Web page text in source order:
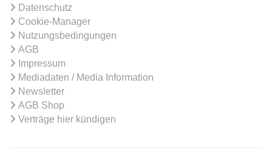
Datenschutz
Cookie-Manager
Nutzungsbedingungen
AGB
Impressum
Mediadaten / Media Information
Newsletter
AGB Shop
Verträge hier kündigen